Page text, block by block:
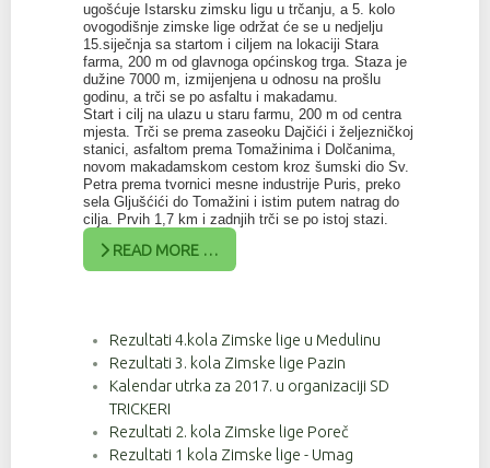
ugošćuje Istarsku zimsku ligu u trčanju, a 5. kolo
ovogodišnje zimske lige održat će se u nedjelju
15.siječnja sa startom i ciljem na lokaciji Stara
farma, 200 m od glavnoga općinskog trga. Staza je
dužine 7000 m, izmijenjena u odnosu na prošlu
godinu, a trči se po asfaltu i makadamu.
Start i cilj na ulazu u staru farmu, 200 m od centra
mjesta. Trči se prema zaseoku Dajčići i željezničkoj
stanici, asfaltom prema Tomažinima i Dolčanima,
novom makadamskom cestom kroz šumski dio Sv.
Petra prema tvornici mesne industrije Puris, preko
sela Gljušćići do Tomažini i istim putem natrag do
cilja. Prvih 1,7 km i zadnjih trči se po istoj stazi.
READ MORE …
Rezultati 4.kola Zimske lige u Medulinu
Rezultati 3. kola Zimske lige Pazin
Kalendar utrka za 2017. u organizaciji SD
TRICKERI
Rezultati 2. kola Zimske lige Poreč
Rezultati 1 kola Zimske lige - Umag